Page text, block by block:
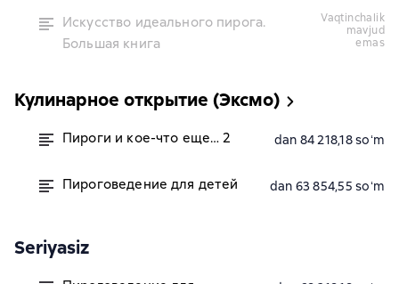
Искусство идеального пирога.
Большая книга
vaqtinchalik
mavjud
emas
Кулинарное открытие (Эксмо)
Пироги и кое-что еще… 2 dan 84 218,18 soʻm
Пироговедение для детей dan 63 854,55 soʻm
Seriyasiz